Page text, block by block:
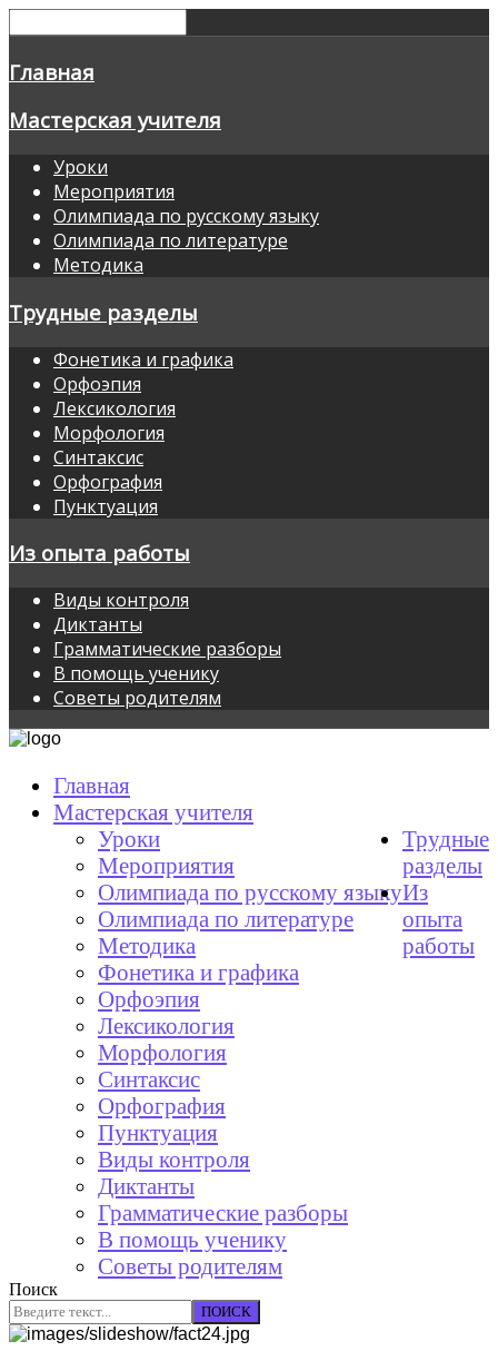
Главная
Мастерская учителя
Уроки
Мероприятия
Олимпиада по русскому языку
Олимпиада по литературе
Методика
Трудные разделы
Фонетика и графика
Орфоэпия
Лексикология
Морфология
Синтаксис
Орфография
Пунктуация
Из опыта работы
Виды контроля
Диктанты
Грамматические разборы
В помощь ученику
Советы родителям
Главная
Мастерская учителя
Уроки
Мероприятия
Олимпиада по русскому языку
Олимпиада по литературе
Методика
Трудные
разделы
Фонетика и графика
Орфоэпия
Лексикология
Морфология
Синтаксис
Орфография
Пунктуация
Из
опыта
работы
Виды контроля
Диктанты
Грамматические разборы
В помощь ученику
Советы родителям
Поиск
ПОИСК